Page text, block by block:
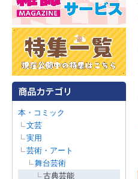
本・コミック
文芸
実用
芸術・アート
舞台芸術
古典芸能